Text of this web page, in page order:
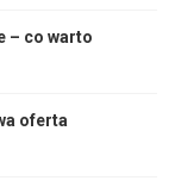
– co warto
oferta